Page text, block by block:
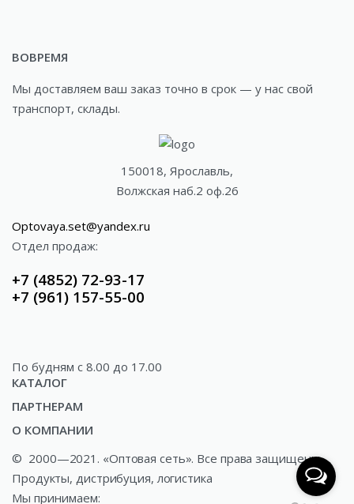
ВОВРЕМЯ
Мы доставляем ваш заказ точно в срок — у нас свой
транспорт, склады.
150018, Ярославль,
Волжская наб.2 оф.26
Optovaya.set@yandex.ru
Отдел продаж:
+7 (4852) 72-93-17
+7 (961) 157-55-00
По будням c 8.00 до 17.00
КАТАЛОГ
Акции
Газированные напитки
Минеральные и ключевые воды
Соки и сокосодержащая продукция
ПАРТНЕРАМ
Доставка
Как купить?
Сотрудничество
О КОМПАНИИ
О компании
Новости
© 2000—2021. «Оптовая сеть». Все права защищены.
Продукты, дистрибуция, логистика
Мы принимаем: